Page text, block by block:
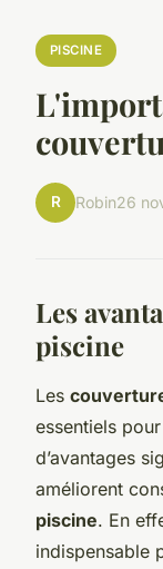
PISCINE
R Robin26
Les
piscine
Les
essentiels
d’avantages
améliorent
piscine. En
indispensable